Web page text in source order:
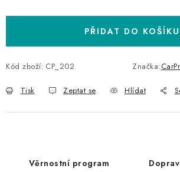
PŘIDAT DO KOŠÍKU
Kód zboží: CP_202 Značka:
Tisk Zeptat se Hlídat
Věrnostní program